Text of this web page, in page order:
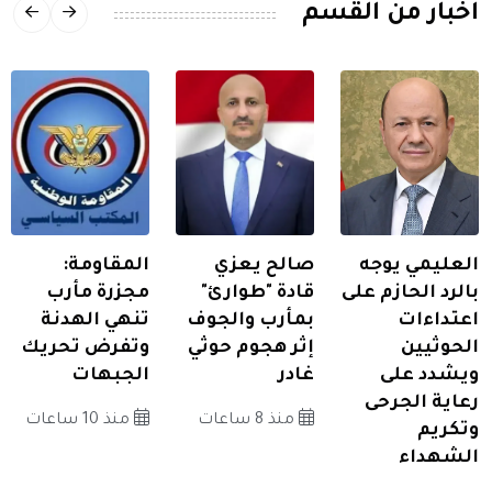
اخبار من القسم
العليمي يوجه
بالرد الحازم على
اعتداءات
الحوثيين
ويشدد على
رعاية الجرحى
وتكريم
الشهداء
صالح يعزي
قادة "طوارئ"
بمأرب والجوف
إثر هجوم حوثي
غادر
منذ 8 ساعات
المقاومة:
مجزرة مأرب
تنهي الهدنة
وتفرض تحريك
الجبهات
منذ 10 ساعات